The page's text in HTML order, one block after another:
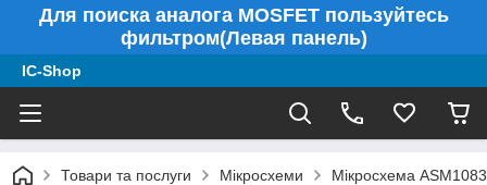
Для поиска аналога MOSFET пользуйтесь
фильтром(Левая панель)
IC-Shop
Товари та послуги Мікросхеми Мікросхема ASM1083